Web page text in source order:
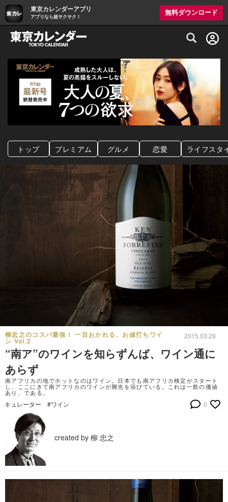
東京カレンダーアプリ
アプリなら超サクサク！
無料ダウンロード
グルメ情報・プレミアムレストラン予約
トップ プレミアム グルメ 恋愛 ライフスタ
柳忠之のコスパ最強！ 一目おかれる、お値打ちワイ
ン Vol.2
2015.03.29
“南ア”のワインを知らずんば、ワイン通に
あらず
南アフリカの地でホットなのはワイン。日本でも南アフリカ検定がスタート
し、ここにきて南アフリカのワインが脚光を浴びている。これは一飲の価値
あり、である。
キュレーター #ワイン 0
created by 柳 忠之